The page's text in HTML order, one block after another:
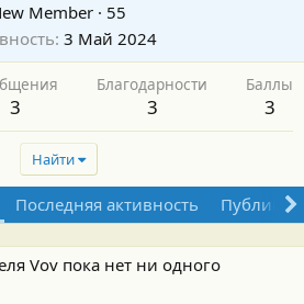
Member · 55
3 Май 2024
3
Благодарности
3
Баллы
3
Найти
Последняя активность
Vov пока нет ни одного